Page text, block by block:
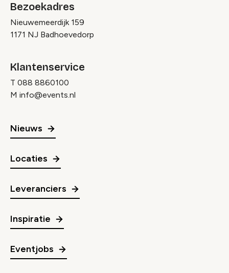
Bezoekadres
Nieuwemeerdijk 159
1171 NJ Badhoevedorp
Klantenservice
T 088 8860100
M info@events.nl
Nieuws
Locaties
Leveranciers
Inspiratie
Eventjobs